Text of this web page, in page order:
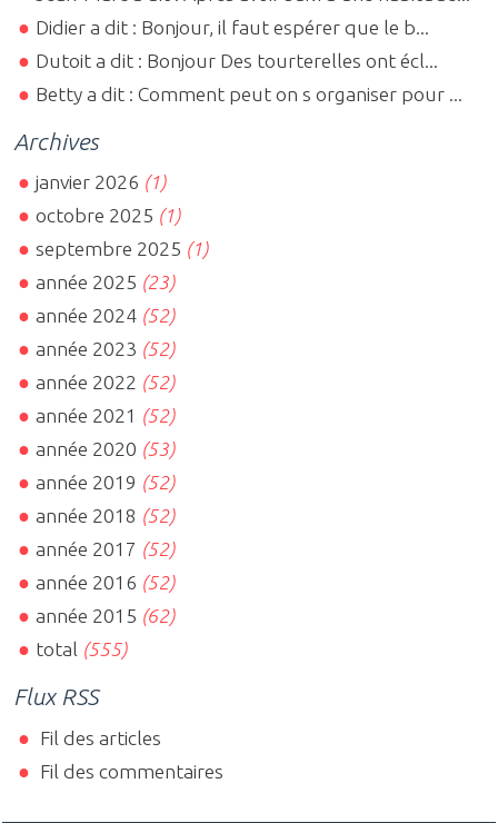
Didier a dit : Bonjour, il faut espérer que le b...
Dutoit a dit : Bonjour Des tourterelles ont écl...
Betty a dit : Comment peut on s organiser pour ...
Archives
janvier 2026 (1)
octobre 2025 (1)
septembre 2025 (1)
année 2025 (23)
année 2024 (52)
année 2023 (52)
année 2022 (52)
année 2021 (52)
année 2020 (53)
année 2019 (52)
année 2018 (52)
année 2017 (52)
année 2016 (52)
année 2015 (62)
total (555)
Flux RSS
Fil des articles
Fil des commentaires